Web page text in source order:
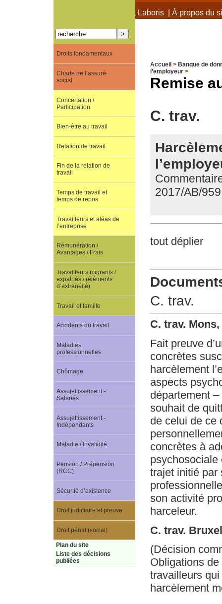
À propos de Terra Laboris| À propos du
Accueil > Banque de
l’employeur>
Remise
C. trav.
2017/AB/959
tout déplier
C. trav.
C. trav.
Fait preuve
concrètes
harcèlement
aspects
département
souhait de
de celui de ce
concrètes à
psychosociale
trajet initié par
son activité
harceleur.
C. trav.
(Décision
Obligations
travailleurs
harcèlement
Droits fondamentaux
Charte de l’assuré
social
Concertation /
Participation
Bien-être au travail
Relation de travail
Fin de la relation de
travail
Temps de travail et
temps de repos
Travailleurs et aléas de
l’entreprise
Rémunération /
Avantages / Frais
Travailleurs migrants /
expatriés / (éléments
d’extranéité)
Travail et famille
Accidents du travail
Maladies
professionnelles
Chômage
Assujettissement -
Salariés
Assujettissement -
Indépendants
Maladie / Invalidité
Pension / Prépension
(RCC)
Sécurité d’existence
Droit judiciaire et preuve
Droit pénal (social)
Plan du site
Liste des décisions
publiées